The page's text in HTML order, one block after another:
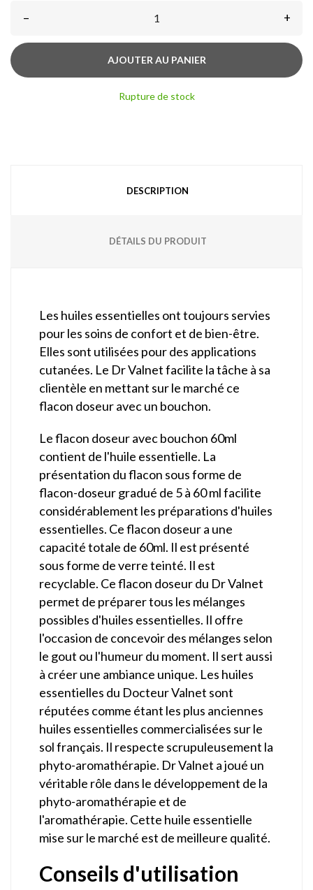
– +
AJOUTER AU PANIER
Rupture de stock
DESCRIPTION
DÉTAILS DU PRODUIT
Les huiles essentielles ont toujours servies
pour les soins de confort et de bien-être.
Elles sont utilisées pour des applications
cutanées. Le Dr Valnet facilite la tâche à sa
clientèle en mettant sur le marché ce
flacon doseur avec un bouchon.
Le flacon doseur avec bouchon 60ml
contient de l'huile essentielle. La
présentation du flacon sous forme de
flacon-doseur gradué de 5 à 60 ml facilite
considérablement les préparations d'huiles
essentielles. Ce flacon doseur a une
capacité totale de 60ml. Il est présenté
sous forme de verre teinté. Il est
recyclable. Ce flacon doseur du Dr Valnet
permet de préparer tous les mélanges
possibles d'huiles essentielles. Il offre
l'occasion de concevoir des mélanges selon
le gout ou l'humeur du moment. Il sert aussi
à créer une ambiance unique. Les huiles
essentielles du Docteur Valnet sont
réputées comme étant les plus anciennes
huiles essentielles commercialisées sur le
sol français. Il respecte scrupuleusement la
phyto-aromathérapie. Dr Valnet a joué un
véritable rôle dans le développement de la
phyto-aromathérapie et de
l'aromathérapie. Cette huile essentielle
mise sur le marché est de meilleure qualité.
Conseils d'utilisation